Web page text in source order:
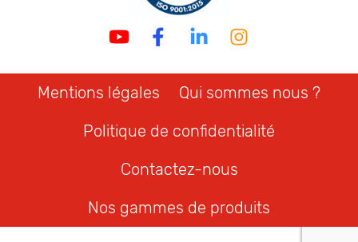
Mentions légales
Qui sommes nous ?
Politique de confidentialité
Contactez-nous
Nos gammes de produits